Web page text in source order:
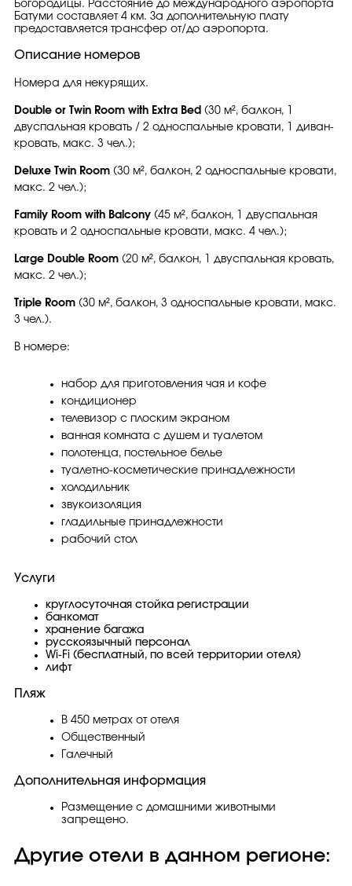
Богородицы. Расстояние до международного аэропорта
Батуми составляет 4 км. За дополнительную плату
предоставляется трансфер от/до аэропорта.
Описание номеров
Номера для некурящих.
Double or Twin Room with Extra Bed (30 м², балкон, 1
двуспальная кровать / 2 односпальные кровати, 1 диван-
кровать, макс. 3 чел.);
Deluxe Twin Room (30 м², балкон, 2 односпальные кровати,
макс. 2 чел.);
Family Room with Balcony (45 м², балкон, 1 двуспальная
кровать и 2 односпальные кровати, макс. 4 чел.);
Large Double Room (20 м², балкон, 1 двуспальная кровать,
макс. 2 чел.);
Triple Room (30 м², балкон, 3 односпальные кровати, макс.
3 чел.).
В номере:
набор для приготовления чая и кофе
кондиционер
телевизор с плоским экраном
ванная комната с душем и туалетом
полотенца, постельное белье
туалетно-косметические принадлежности
холодильник
звукоизоляция
гладильные принадлежности
рабочий стол
Услуги
круглосуточная стойка регистрации
банкомат
хранение багажа
русскоязычный персонал
Wi-Fi (бесплатный, по всей территории отеля)
лифт
Пляж
В 450 метрах от отеля
Общественный
Галечный
Дополнительная информация
Размещение с домашними животными
запрещено.
Другие отели в данном регионе: